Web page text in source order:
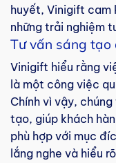
huyết, Vinigift cam
những trải nghiệm
Tư vấn sáng
Vinigift hiểu rằng
là một công việc
Chính vì vậy,
tạo, giúp khách
phù hợp với mục
lắng nghe và hiểu